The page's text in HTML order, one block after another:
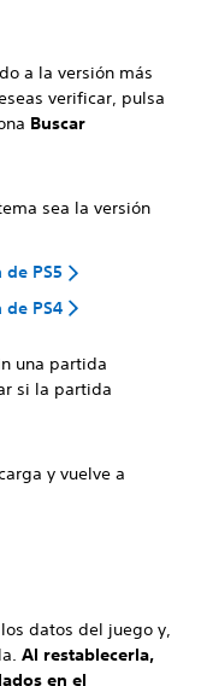
a la versión más
verificar, pulsa
Buscar
sea la versión
PS5
PS4
una partida
si la partida
y vuelve a
datos del juego y,
Al restablecerla,
en el